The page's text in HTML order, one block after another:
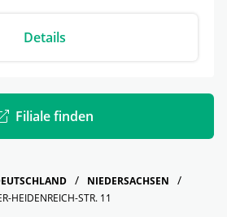
Details
Filiale finden
NIEDERSACHSEN
HEIDENREICH-STR. 11